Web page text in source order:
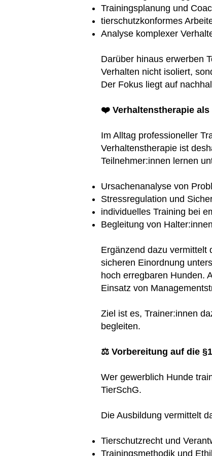
Trainingsplanung und
tierschutzkonformes
Analyse komplexer
Darüber hinaus erwerben
Verhalten nicht isoliert,
Der Fokus liegt auf
❤️ Verhaltenstherapie
Im Alltag professioneller
Verhaltenstherapie ist
Teilnehmer:innen lernen
Ursachenanalyse von
Stressregulation und
individuelles Training bei
Begleitung von
Ergänzend dazu vermittelt
sicheren Einordnung
hoch erregbaren Hunden.
Einsatz von
Ziel ist es, Trainer:innen
begleiten.
⚖️ Vorbereitung auf die
Wer gewerblich Hunde
TierSchG.
Die Ausbildung vermittelt
Tierschutzrecht und
Trainingsmethodik und